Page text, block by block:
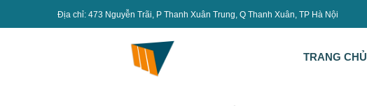
Địa chỉ: 473 Nguyễn Trãi, P Thanh Xuân Trung, Q Thanh Xuân, TP Hà Nội
TRANG CHỦ